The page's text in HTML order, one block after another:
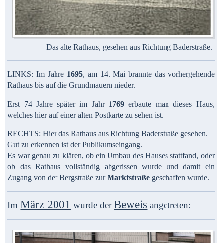
Das alte Rathaus, gesehen aus Richtung Baderstraße.
LINKS: Im Jahre 1695, am 14. Mai brannte das vorhergehende
Rathaus bis auf die Grundmauern nieder.
Erst 74 Jahre später im Jahr 1769erbaute man dieses Haus,
welches hier auf einer alten Postkarte zu sehen ist.
RECHTS: Hier das Rathaus aus Richtung Baderstraße gesehen.
Gut zu erkennen ist der Publikumseingang.
Es war genau zu klären, ob ein Umbau des Hauses stattfand, oder
ob das Rathaus vollständig abgerissen wurde und damit ein
Zugang von der Bergstraße zurMarktstraße geschaffen wurde.
ImMärz 2001 wurde derBeweis angetreten: